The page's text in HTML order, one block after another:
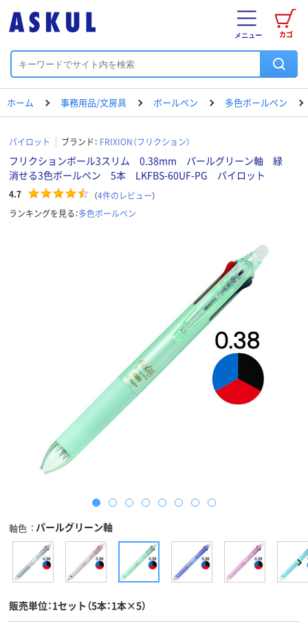
カゴ
メニュー
ホーム 事務用品/文房具 ボールペン 多色ボールペン
パイロット ブランド： FRIXION（フリクション）
フリクションボール3スリム 0.38mm パールグリーン軸 緑
消せる3色ボールペン 5本 LKFBS-60UF-PG パイロット
4.7 （4件のレビュー）
ランキングを見る：多色ボールペン
軸色 パールグリーン軸
販売単位：1セット（5本：1本×5）